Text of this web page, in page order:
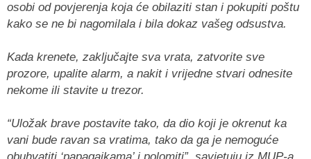
osobi od povjerenja koja će obilaziti stan i pokupiti poštu
kako se ne bi nagomilala i bila dokaz vašeg odsustva.
Kada krenete, zaključajte sva vrata, zatvorite sve
prozore, upalite alarm, a nakit i vrijedne stvari odnesite
nekome ili stavite u trezor.
“Uložak brave postavite tako, da dio koji je okrenut ka
vani bude ravan sa vratima, tako da ga je nemoguće